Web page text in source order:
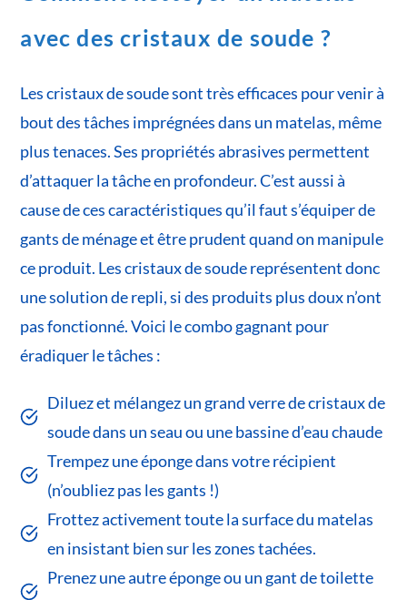
avec des cristaux de soude ?
Les cristaux de soude sont très efficaces pour venir à
bout des tâches imprégnées dans un matelas, même
plus tenaces. Ses propriétés abrasives permettent
d’attaquer la tâche en profondeur. C’est aussi à
cause de ces caractéristiques qu’il faut s’équiper de
gants de ménage et être prudent quand on manipule
ce produit. Les cristaux de soude représentent donc
une solution de repli, si des produits plus doux n’ont
pas fonctionné. Voici le combo gagnant pour
éradiquer le tâches :
Diluez et mélangez un grand verre de cristaux de
soude dans un seau ou une bassine d’eau chaude
Trempez une éponge dans votre récipient
(n’oubliez pas les gants !)
Frottez activement toute la surface du matelas
en insistant bien sur les zones tachées.
Prenez une autre éponge ou un gant de toilette